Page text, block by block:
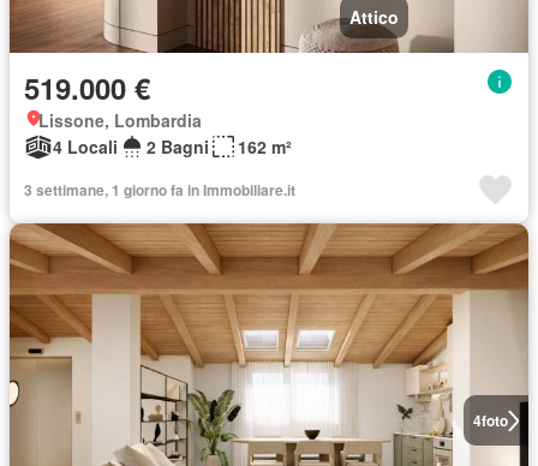
Attico
519.000 €
Lissone, Lombardia
4 Locali
2 Bagni 162 m²
3 settimane, 1 giorno fa in Immobiliare.it
4foto